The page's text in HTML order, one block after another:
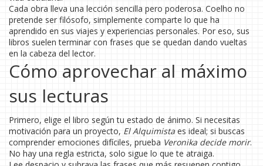
Cada obra lleva una lección sencilla pero poderosa. Coelho no
pretende ser filósofo, simplemente comparte lo que ha
aprendido en sus viajes y experiencias personales. Por eso, sus
libros suelen terminar con frases que se quedan dando vueltas
en la cabeza del lector.
Cómo aprovechar al máximo
sus lecturas
Primero, elige el libro según tu estado de ánimo. Si necesitas
motivación para un proyecto, El Alquimista es ideal; si buscas
comprender emociones difíciles, prueba Veronika decide morir.
No hay una regla estricta, solo sigue lo que te atraiga.